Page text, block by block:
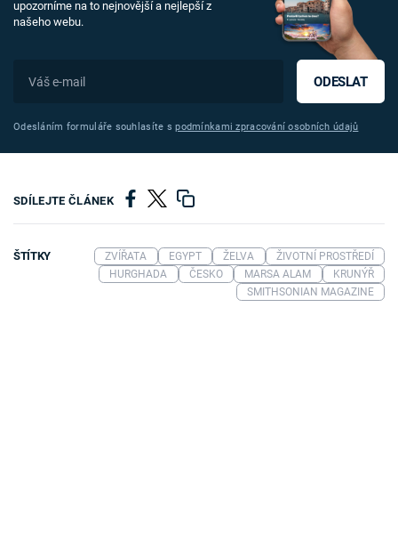
upozorníme na to nejnovější a nejlepší z
našeho webu.
ODESLAT
Odesláním formuláře souhlasíte spodmínkami zpracování osobních údajů
SDÍLEJTE ČLÁNEK
ŠTÍTKY ZVÍŘATA EGYPT ŽELVA
ŽIVOTNÍ PROSTŘEDÍ
HURGHADA
ČESKO MARSA ALAM
KRUNÝŘ
SMITHSONIAN MAGAZINE